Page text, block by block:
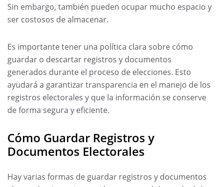
Sin embargo, también pueden ocupar mucho espacio y
ser costosos de almacenar.
Es importante tener una política clara sobre cómo
guardar o descartar registros y documentos
generados durante el proceso de elecciones. Esto
ayudará a garantizar transparencia en el manejo de los
registros electorales y que la información se conserve
de forma segura y eficiente.
Cómo Guardar Registros y
Documentos Electorales
Hay varias formas de guardar registros y documentos